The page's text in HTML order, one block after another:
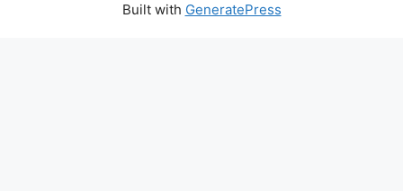
Built with GeneratePress